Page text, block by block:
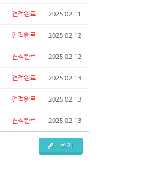
견적완료 2025.02.11
견적완료 2025.02.12
견적완료 2025.02.12
견적완료 2025.02.13
견적완료 2025.02.13
견적완료 2025.02.13
쓰기